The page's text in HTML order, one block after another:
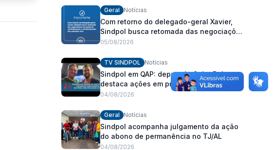
Geral Notícias
Com retorno do delegado-geral Xavier,
Sindpol busca retomada das negociações
da pauta de reivindicações e
05/08/2026
TV SINDPOL Notícias
Sindpol em QAP: deputado Cabo Bebeto
destaca ações em prol dos policiais civis
04/08/2026
Geral Notícias
Sindpol acompanha julgamento da ação
do abono de permanência no TJ/AL
04/08/2026